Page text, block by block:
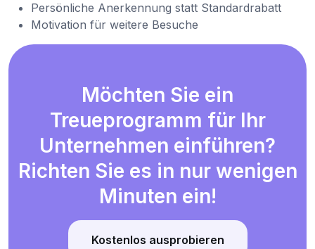
Persönliche Anerkennung statt Standardrabatt
Motivation für weitere Besuche
Möchten Sie ein
Treueprogramm für Ihr
Unternehmen einführen?
Richten Sie es in nur wenigen
Minuten ein!
Kostenlos ausprobieren